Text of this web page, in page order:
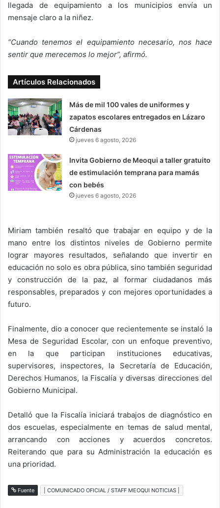
llegada de equipamiento a los municipios envía un
mensaje claro a la niñez.
“Cuando tenemos el equipamiento necesario, nos hace
sentir que merecemos lo mejor”, afirmó.
Artículos Relacionados
Más de mil 100 vales de uniformes y
zapatos escolares entregados en Lázaro
Cárdenas
jueves 6 agosto, 2026
Invita Gobierno de Meoqui a taller gratuito
de estimulación temprana para mamás
con bebés
jueves 6 agosto, 2026
Miriam también resaltó que trabajar en equipo y de la
mano entre los distintos niveles de Gobierno permite
lograr mayores resultados, señalando que invertir en
educación no solo es obra pública, sino también seguridad
y construcción de la paz, al formar ciudadanos más
responsables, preparados y con mejores oportunidades a
futuro.
Finalmente, dio a conocer que recientemente se instaló la
Mesa de Seguridad Escolar, con un enfoque preventivo,
en la que participan instituciones educativas,
supervisores, inspectores, la Secretaría de Educación,
Derechos Humanos, la Fiscalía y diversas direcciones del
Gobierno Municipal.
Detalló que la Fiscalía iniciará trabajos de diagnóstico en
dos escuelas, especialmente en temas de salud mental,
arrancando con acciones y acuerdos concretos.
Reiterando que para su Administración la educación es
una prioridad.
Fuente | COMUNICADO OFICIAL / STAFF MEOQUI NOTICIAS |